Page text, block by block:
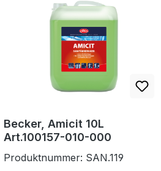
Bad und WC gelförmig / haftend
mit frischem Duft 1
Verpackungseinheit: 12 Flaschen.
Becker, Amicit 10L
Art.100157-010-000
Produktnummer: SAN.119